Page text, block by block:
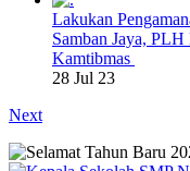
Lakukan
Samban Jaya,
Kamtibmas
28 Jul 23
Next